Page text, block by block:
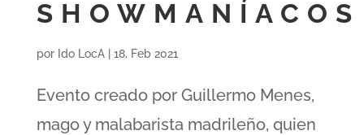
SHOWMANÍACOS
por Ido LocA| 18, Feb 2021
Evento creado por Guillermo Menes,
mago y malabarista madrileño, quien